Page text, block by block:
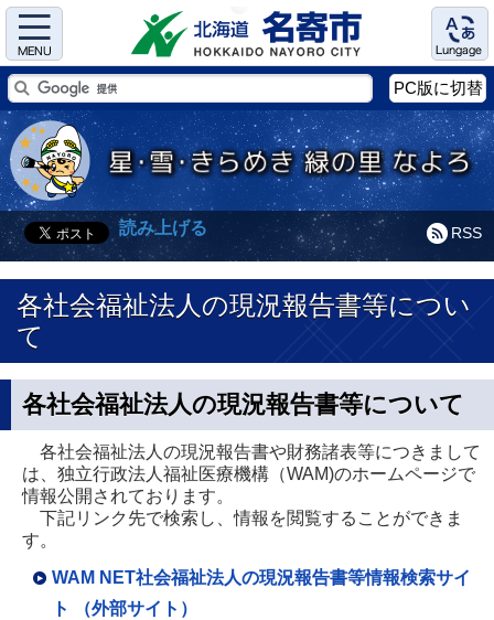
Menu Language
PC版に切替
RSS
読み上げる
各社会福祉法人の現況報告書等につい
て
各社会福祉法人の現況報告書等について
各社会福祉法人の現況報告書や財務諸表等につきまして
は、独立行政法人福祉医療機構（WAM)のホームページで
情報公開されております。
下記リンク先で検索し、情報を閲覧することができま
す。
WAM NET社会福祉法人の現況報告書等情報検索サイ
ト （外部サイト）